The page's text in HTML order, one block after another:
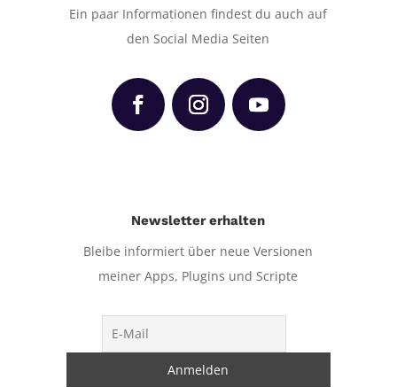
Ein paar Informationen findest du auch auf
den Social Media Seiten
Newsletter erhalten
Bleibe informiert über neue Versionen
meiner Apps, Plugins und Scripte